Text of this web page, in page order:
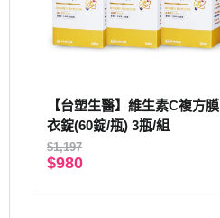
【台塑生醫】維生素C複方膜
衣錠(60錠/瓶) 3瓶/組
$1,197
$980